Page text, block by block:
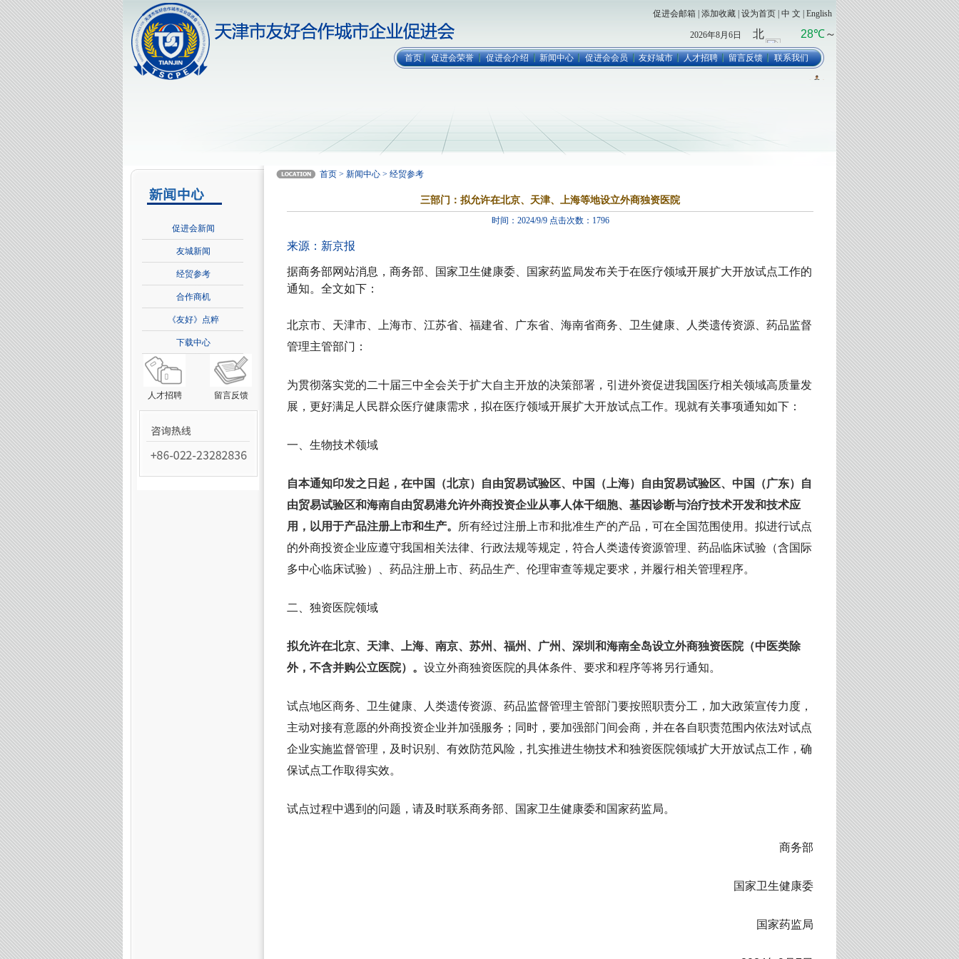
促进会邮箱 添加收藏 设为首页 中 文 English
2026年8月6日
首页 促进会荣誉 促进会介绍 新闻中心 促进会会员 友好城市 人才招聘 留言反馈 联系我们
促进会新闻
友城新闻
经贸参考
合作商机
《友好》点粹
下载中心
人才招聘 留言反馈
首页 > 新闻中心 > 经贸参考
三部门：拟允许在北京、天津、上海等地设立外商独资医院
时间：2024/9/9 点击次数：1796
来源：新京报
据商务部网站消息，商务部、国家卫生健康委、国家药监局发布关于在医疗领域开展扩大开放试点工作的
通知。全文如下：
北京市、天津市、上海市、江苏省、福建省、广东省、海南省商务、卫生健康、人类遗传资源、药品监督
管理主管部门：
为贯彻落实党的二十届三中全会关于扩大自主开放的决策部署，引进外资促进我国医疗相关领域高质量发
展，更好满足人民群众医疗健康需求，拟在医疗领域开展扩大开放试点工作。现就有关事项通知如下：
一、生物技术领域
自本通知印发之日起，在中国（北京）自由贸易试验区、中国（上海）自由贸易试验区、中国（广东）自
由贸易试验区和海南自由贸易港允许外商投资企业从事人体干细胞、基因诊断与治疗技术开发和技术应
用，以用于产品注册上市和生产。
所有经过注册上市和批准生产的产品，可在全国范围使用。拟进行试点
的外商投资企业应遵守我国相关法律、行政法规等规定，符合人类遗传资源管理、药品临床试验（含国际
多中心临床试验）、药品注册上市、药品生产、伦理审查等规定要求，并履行相关管理程序。
二、独资医院领域
拟允许在北京、天津、上海、南京、苏州、福州、广州、深圳和海南全岛设立外商独资医院（中医类除
外，不含并购公立医院）。 设立外商独资医院的具体条件、要求和程序等将另行通知。
试点地区商务、卫生健康、人类遗传资源、药品监督管理主管部门要按照职责分工，加大政策宣传力度，
主动对接有意愿的外商投资企业并加强服务；同时，要加强部门间会商，并在各自职责范围内依法对试点
企业实施监督管理，及时识别、有效防范风险，扎实推进生物技术和独资医院领域扩大开放试点工作，确
保试点工作取得实效。
试点过程中遇到的问题，请及时联系商务部、国家卫生健康委和国家药监局。
商务部
国家卫生健康委
国家药监局